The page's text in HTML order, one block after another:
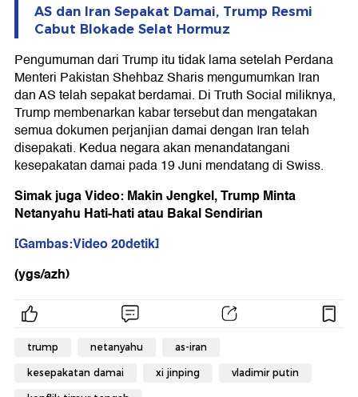
AS dan Iran Sepakat Damai, Trump Resmi
Cabut Blokade Selat Hormuz
Pengumuman dari Trump itu tidak lama setelah Perdana
Menteri Pakistan Shehbaz Sharis mengumumkan Iran
dan AS telah sepakat berdamai. Di Truth Social miliknya,
Trump membenarkan kabar tersebut dan mengatakan
semua dokumen perjanjian damai dengan Iran telah
disepakati. Kedua negara akan menandatangani
kesepakatan damai pada 19 Juni mendatang di Swiss.
Simak juga Video: Makin Jengkel, Trump Minta
Netanyahu Hati-hati atau Bakal Sendirian
[Gambas:Video 20detik]
(ygs/azh)
trump netanyahu as-iran
kesepakatan damai xi jinping vladimir putin